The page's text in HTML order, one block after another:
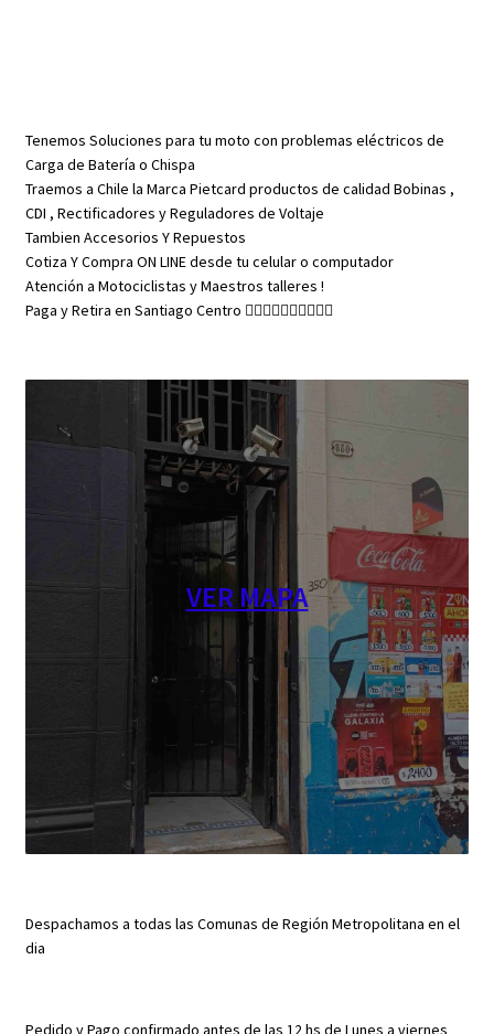
Tenemos Soluciones para tu moto con problemas eléctricos de
Carga de Batería o Chispa
Traemos a Chile la Marca Pietcard productos de calidad Bobinas ,
CDI , Rectificadores y Reguladores de Voltaje
Tambien Accesorios Y Repuestos
Cotiza Y Compra ON LINE desde tu celular o computador
Atención a Motociclistas y Maestros talleres !
Paga y Retira en Santiago Centro 👇🏼👇🏼👇🏼👇🏼👇🏼
VER MAPA
Despachamos a todas las Comunas de Región Metropolitana en el
dia
Pedido y Pago confirmado antes de las 12 hs de Lunes a viernes